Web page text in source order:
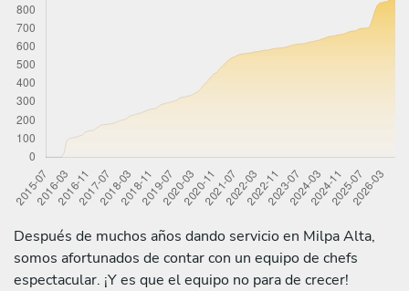
Después de muchos años dando servicio en Milpa Alta,
somos afortunados de contar con un equipo de chefs
espectacular. ¡Y es que el equipo no para de crecer!